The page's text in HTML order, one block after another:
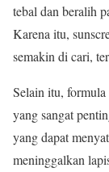
tebal dan beralih
Karena itu,
semakin di cari,
Selain itu,
yang sangat
yang dapat
meninggalkan